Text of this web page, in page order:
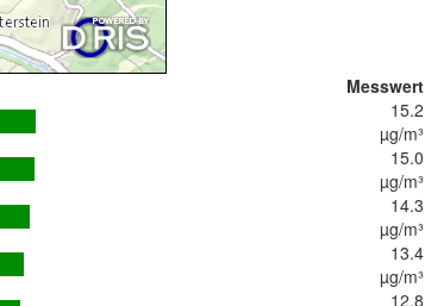
Messwert
15.2
µg/m³
15.0
µg/m³
14.3
µg/m³
13.4
µg/m³
12.8